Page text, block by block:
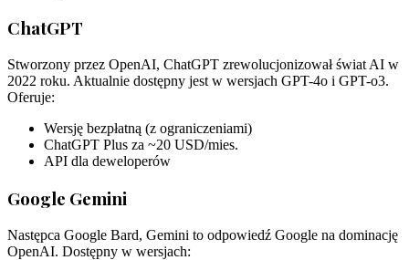
ChatGPT
Stworzony przez OpenAI, ChatGPT zrewolucjonizował świat AI w
2022 roku. Aktualnie dostępny jest w wersjach GPT-4o i GPT-o3.
Oferuje:
Wersję bezpłatną (z ograniczeniami)
ChatGPT Plus za ~20 USD/mies.
API dla deweloperów
Google Gemini
Następca Google Bard, Gemini to odpowiedź Google na dominację
OpenAI. Dostępny w wersjach: